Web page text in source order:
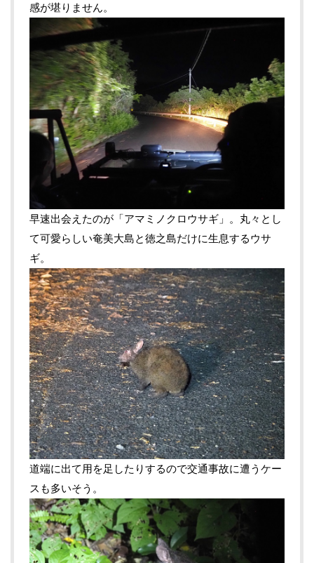
感が堪りません。
早速出会えたのが「アマミノクロウサギ」。丸々とし
て可愛らしい奄美大島と徳之島だけに生息するウサ
ギ。
道端に出て用を足したりするので交通事故に遭うケー
スも多いそう。